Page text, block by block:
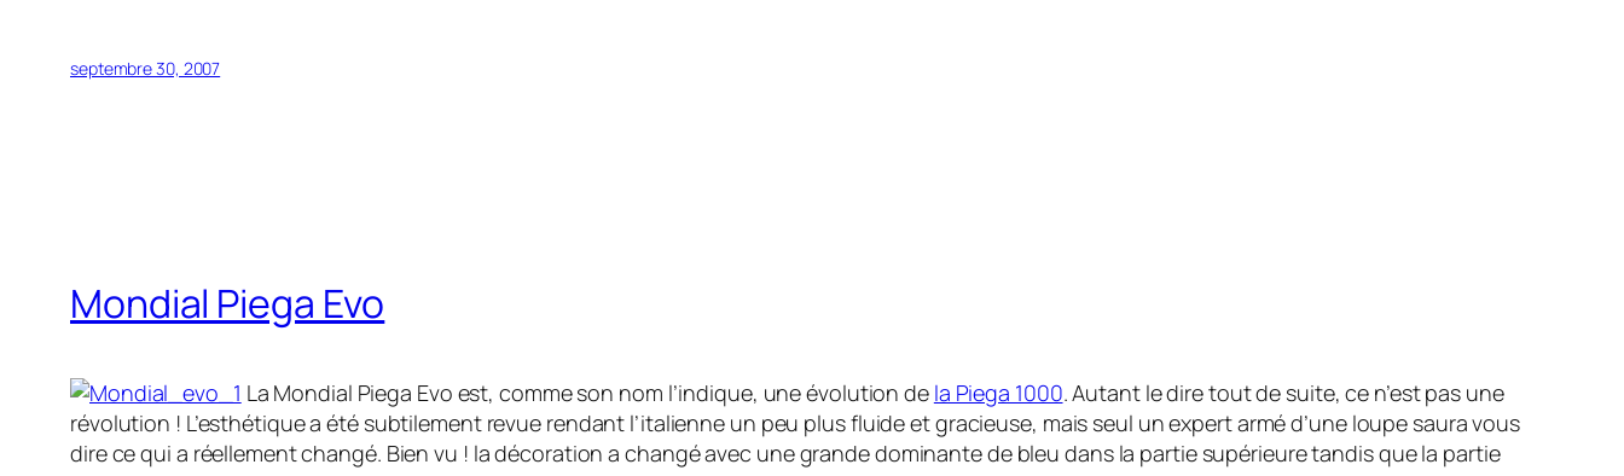
septembre 30, 2007
Mondial Piega Evo
La Mondial Piega Evo est, comme son nom l’indique, une évolution de la Piega 1000. Autant le dire tout de suite, ce n’est pas une
révolution ! L’esthétique a été subtilement revue rendant l’italienne un peu plus fluide et gracieuse, mais seul un expert armé d’une loupe saura vous
dire ce qui a réellement changé. Bien vu ! la décoration a changé avec une grande dominante de bleu dans la partie supérieure tandis que la partie